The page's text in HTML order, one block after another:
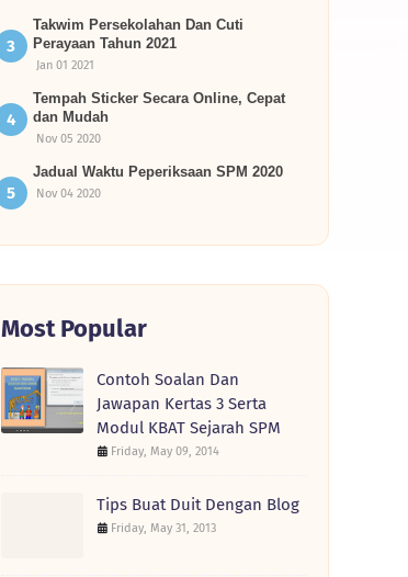
Takwim Persekolahan Dan Cuti
Perayaan Tahun 2021
Jan 01 2021
Tempah Sticker Secara Online, Cepat
dan Mudah
Nov 05 2020
Jadual Waktu Peperiksaan SPM 2020
Nov 04 2020
Most Popular
Contoh Soalan Dan
Jawapan Kertas 3 Serta
Modul KBAT Sejarah SPM
Friday, May 09, 2014
Tips Buat Duit Dengan Blog
Friday, May 31, 2013